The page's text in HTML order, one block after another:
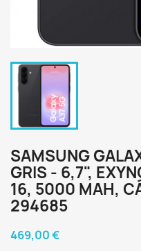
SAMSUNG
GRIS - 6,7",
16, 5000 MAH,
294685
469,00 €